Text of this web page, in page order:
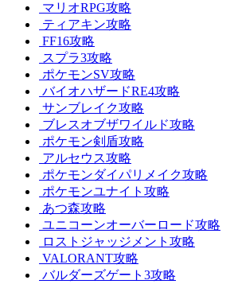
マリオRPG攻略
ティアキン攻略
FF16攻略
スプラ3攻略
ポケモンSV攻略
バイオハザードRE4攻略
サンブレイク攻略
ブレスオブザワイルド攻略
ポケモン剣盾攻略
アルセウス攻略
ポケモンダイパリメイク攻略
ポケモンユナイト攻略
あつ森攻略
ユニコーンオーバーロード攻略
ロストジャッジメント攻略
VALORANT攻略
バルダーズゲート3攻略